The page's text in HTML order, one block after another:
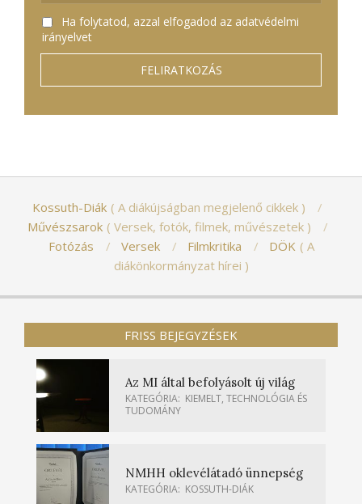
Ha folytatod, azzal elfogadod az adatvédelmi
irányelvet
Kossuth-Diák
A diákújságban megjelenő cikkek
Művészsarok
Versek, fotók, filmek, művészetek
Fotózás
Versek Filmkritika DÖK
A
diákönkormányzat hírei
FRISS BEJEGYZÉSEK
Az MI által befolyásolt új világ
KATEGÓRIA: KIEMELT, TECHNOLÓGIA ÉS
TUDOMÁNY
NMHH oklevélátadó ünnepség
KATEGÓRIA: KOSSUTH-DIÁK